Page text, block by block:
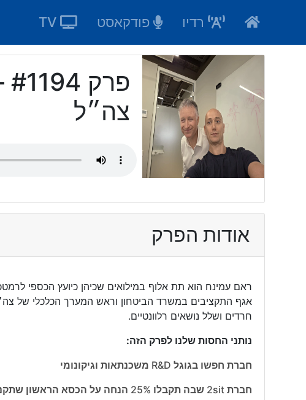
רדיו פודקאסט
צה״ל
אודות הפרק
ראם עמינח הוא תת אלוף במילואים שכיהן כיועץ הכספי
אגף התקציבים במשרד הביטחון וראש המערך הכלכלי של
חרדים ושלל נושאים רלוונטיים.
נותני החסות שלנו לפרק הזה:
חברת חפשו בגוגל R&D משכנתאות וגיקונומי
חברת 2sit שבה תקבלו 25% הנחה על הכסא הראשון שתקנו אם תגידו שהגעתם דרך גיקונומי